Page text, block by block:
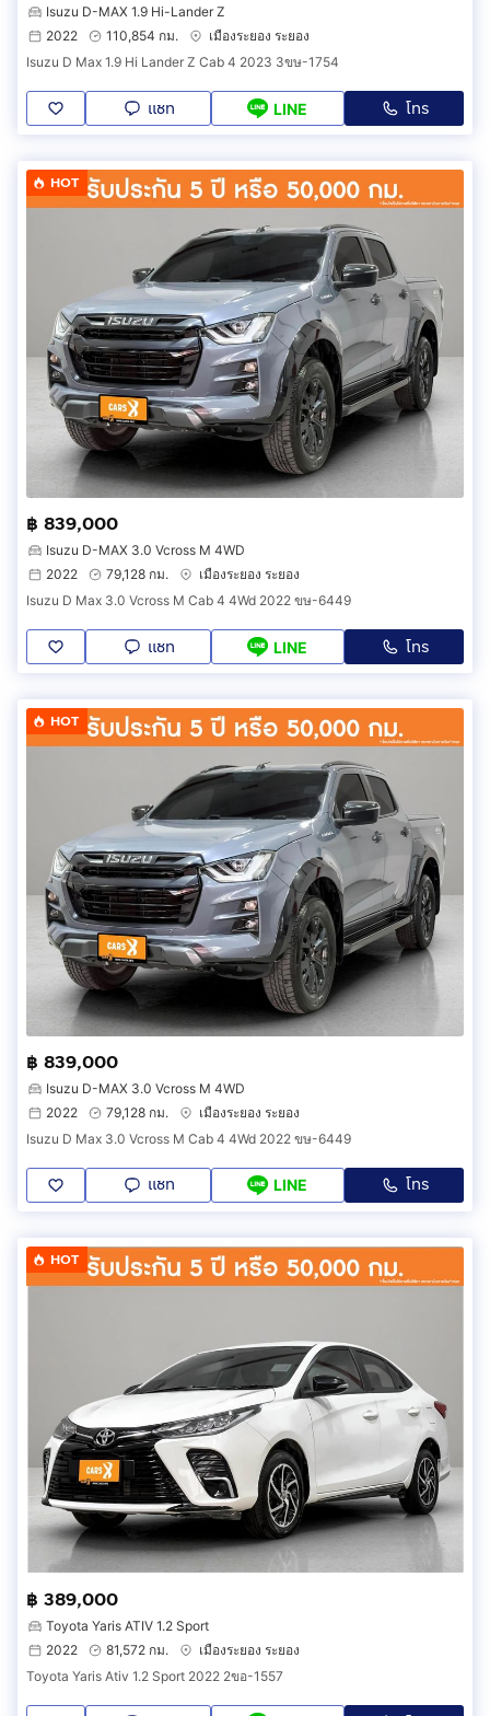
Isuzu D-MAX 1.9 Hi-Lander Z
2022
110,854 กม.
เมืองระยอง ระยอง
Isuzu D Max 1.9 Hi Lander Z Cab 4 2023 3ขษ-1754
แชท LINE โทร
HOT
฿ 839,000
Isuzu D-MAX 3.0 Vcross M 4WD
2022
79,128 กม.
เมืองระยอง ระยอง
Isuzu D Max 3.0 Vcross M Cab 4 4Wd 2022 ขษ-6449
แชท LINE โทร
HOT
฿ 839,000
Isuzu D-MAX 3.0 Vcross M 4WD
2022
79,128 กม.
เมืองระยอง ระยอง
Isuzu D Max 3.0 Vcross M Cab 4 4Wd 2022 ขษ-6449
แชท LINE โทร
HOT
฿ 389,000
Toyota Yaris ATIV 1.2 Sport
2022
81,572 กม.
เมืองระยอง ระยอง
Toyota Yaris Ativ 1.2 Sport 2022 2ขอ-1557